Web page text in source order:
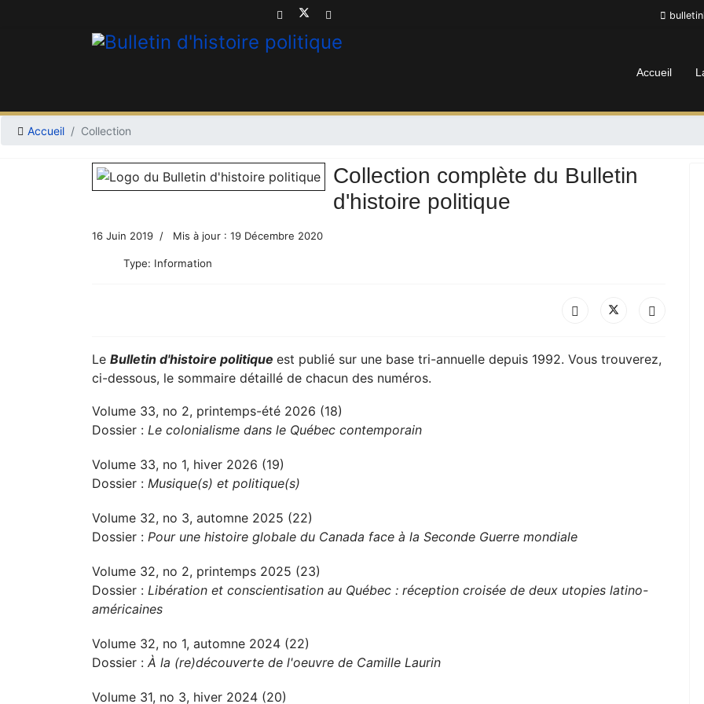
Accueil
Accueil Collection
Collection complète du Bulletin
d'histoire politique
16 Juin 2019 Mis à jour : 19 Décembre 2020
Type: Information
Le Bulletin d'histoire politique est publié sur une base tri-annuelle depuis 1992. Vous trouverez,
ci-dessous, le sommaire détaillé de chacun des numéros.
Volume 33, no 2, printemps-été 2026 (18)
Dossier : Le colonialisme dans le Québec contemporain
Volume 33, no 1, hiver 2026 (19)
Dossier : Musique(s) et politique(s)
Volume 32, no 3, automne 2025 (22)
Dossier : Pour une histoire globale du Canada face à la Seconde Guerre mondiale
Volume 32, no 2, printemps 2025 (23)
Dossier : Libération et conscientisation au Québec : réception croisée de deux utopies latino-
américaines
Volume 32, no 1, automne 2024 (22)
Dossier : À la (re)découverte de l'oeuvre de Camille Laurin
Volume 31, no 3, hiver 2024 (20)